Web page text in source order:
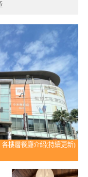
樓層餐廳介紹(持續更新)